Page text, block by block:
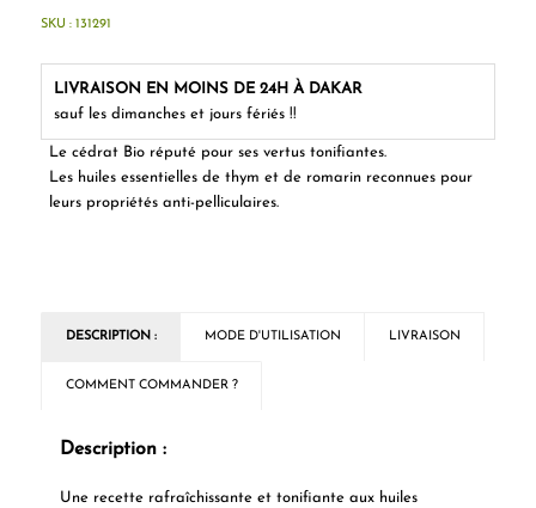
Le cédrat Bio réputé pour ses vertus tonifiantes.
Les huiles essentielles de thym et de romarin reconnues pour
leurs propriétés anti-pelliculaires.
LIVRAISON EN MOINS DE 24H À DAKAR
sauf les dimanches et jours fériés !!
SKU : 131291
DESCRIPTION : MODE D'UTILISATION LIVRAISON
COMMENT COMMANDER ?
Description :
Une recette rafraîchissante et tonifiante aux huiles